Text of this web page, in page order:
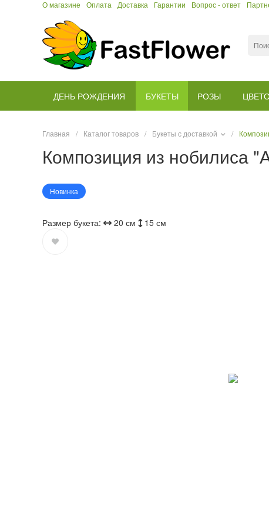
О магазине Оплата Доставка Гарантии Вопрос - ответ
ДЕНЬ РОЖДЕНИЯ БУКЕТЫ РОЗЫ
Главная / Каталог товаров / Букеты с доставкой /
Композиция из нобилиса
Новинка
Размер букета: 20 см 15 см